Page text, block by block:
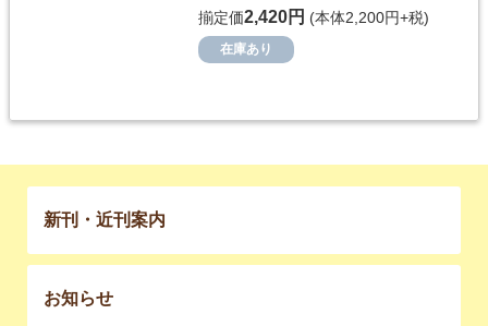
揃定価2,420円 (本体2,200円+税)
在庫あり
新刊・近刊案内
お知らせ